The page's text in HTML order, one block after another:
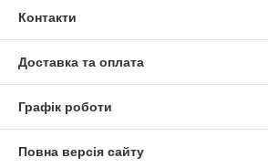
Контакти
Доставка та оплата
Графік роботи
Повна версія сайту